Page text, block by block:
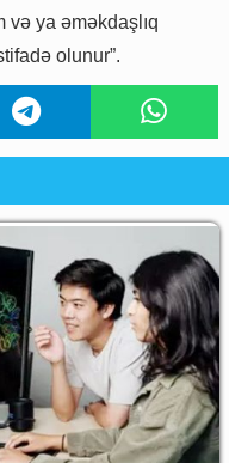
ya əməkdaşlıq
olunur”.